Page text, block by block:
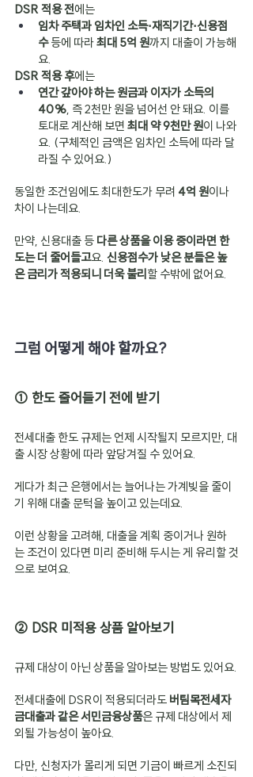
DSR 적용 전에는
임차 주택과 임차인 소득⋅재직기간⋅신용점
수 등에 따라 최대 5억 원까지 대출이 가능해
요.
DSR 적용 후에는
연간 갚아야 하는 원금과 이자가 소득의
40%, 즉 2천만 원을 넘어선 안 돼요. 이를
토대로 계산해 보면 최대 약 9천만 원이 나와
요. (구체적인 금액은 임차인 소득에 따라 달
라질 수 있어요.)
동일한 조건임에도 최대한도가 무려 4억 원이나
차이 나는데요.
만약, 신용대출 등 다른 상품을 이용 중이라면 한
도는 더 줄어들고요. 신용점수가 낮은 분들은 높
은 금리가 적용되니 더욱 불리할 수밖에 없어요.
그럼 어떻게 해야 할까요?
① 한도 줄어들기 전에 받기
전세대출 한도 규제는 언제 시작될지 모르지만, 대
출 시장 상황에 따라 앞당겨질 수 있어요.
게다가 최근 은행에서는 늘어나는 가계빚을 줄이
기 위해 대출 문턱을 높이고 있는데요.
이런 상황을 고려해, 대출을 계획 중이거나 원하
는 조건이 있다면 미리 준비해 두시는 게 유리할 것
으로 보여요.
② DSR 미적용 상품 알아보기
규제 대상이 아닌 상품을 알아보는 방법도 있어요.
전세대출에 DSR이 적용되더라도 버팀목전세자
금대출과 같은 서민금융상품은 규제 대상에서 제
외될 가능성이 높아요.
다만, 신청자가 몰리게 되면 기금이 빠르게 소진되